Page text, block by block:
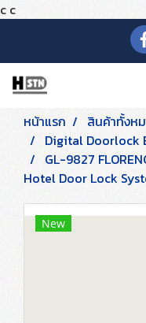
c c
หน้าแรก
สินค้าทั้งห
Digital Doorlock
GL-9827
Hotel Door Lock
New